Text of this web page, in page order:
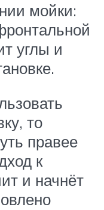
мойки:
углы и
то
правее
к
и начнёт